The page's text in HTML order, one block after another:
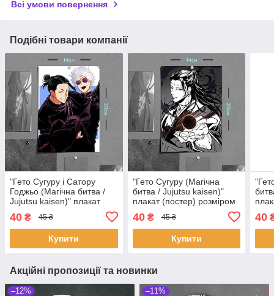
Всі умови повернення
Подібні товари компанії
"Гето Сугуру і Сатору
Годжьо (Магічна битва /
Jujutsu kaisen)" плакат
(14х20см)
40 ₴ 45 ₴
Купити
"Гето Сугуру (Магічна
битва / Jujutsu kaisen)"
плакат (постер) розміром
40₴ 45 ₴
Купити
40
Акційні пропозиції та новинки
–12% –11%